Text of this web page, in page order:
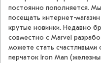
постоянно пополняется.
посещать интернет-
крутые новинки. Недавно
совместно с Marvel
можете стать счастливыми
перчаток Iron Man